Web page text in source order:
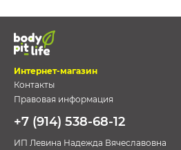
Интернет-магазин
Контакты
Правовая информация
+7 (914) 538-68-12
ИП Левина Надежда Вячеславовна